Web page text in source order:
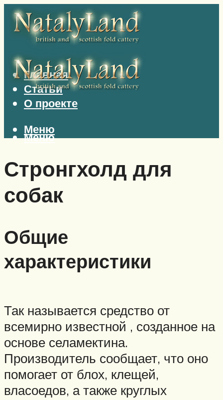
Главная
Статьи
О проекте
Меню
Меню
Стронгхолд для
собак
Общие
характеристики
Так называется средство от
всемирно известной , созданное на
основе селамектина.
Производитель сообщает, что оно
помогает от блох, клещей,
власоедов, а также круглых